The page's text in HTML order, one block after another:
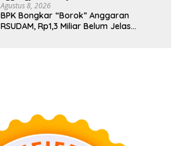
Agustus 8, 2026
BPK Bongkar “Borok” Anggaran
RSUDAM, Rp1,3 Miliar Belum Jelas